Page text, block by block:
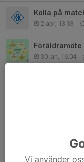
Kolla på
2 apr, 13:33
Föräldramöte
30 jan, 16:04
Utdelning av
Träning på
Bemanning
29 jul 2025
Vi använder